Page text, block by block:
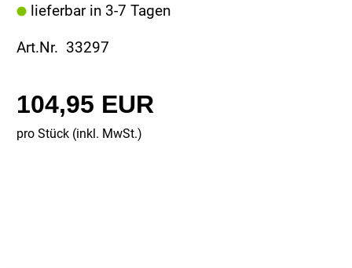
lieferbar in 3-7 Tagen
Art.Nr. 33297
104,95 EUR
pro Stück (inkl. MwSt.)